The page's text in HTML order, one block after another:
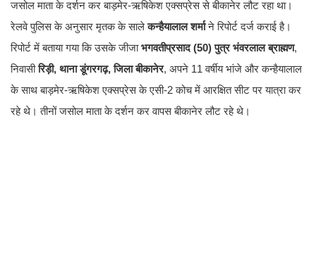
जसोल माता के दर्शन कर बाड़मेर-ऋषिकेश एक्सप्रेस से बीकानेर लौट रहा था।
रेलवे पुलिस के अनुसार मृतक के सालेकन्हैयालाल शर्माने रिपोर्ट दर्ज कराई है।
रिपोर्ट में बताया गया कि उसके जीजाभगवतीप्रसाद (50) पुत्र भंवरलाल ब्राह्मण,
निवासीरिड़ी, थाना डूंगरगढ़, जिला बीकानेर, अपने 11 वर्षीय भांजे और कन्हैयालाल
के साथ बाड़मेर-ऋषिकेश एक्सप्रेस के एसी-2 कोच में आरक्षित सीट पर यात्रा कर
रहे थे। तीनों जसोल माता के दर्शन कर वापस बीकानेर लौट रहे थे।